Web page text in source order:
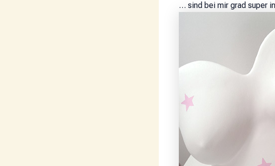
… sind bei mir grad super